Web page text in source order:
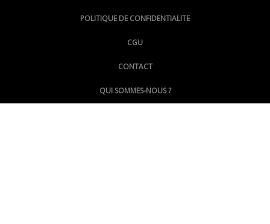
@LePoingMontpellier
POLITIQUE DE CONFIDENTIALITE
CGU
CONTACT
QUI SOMMES-NOUS ?